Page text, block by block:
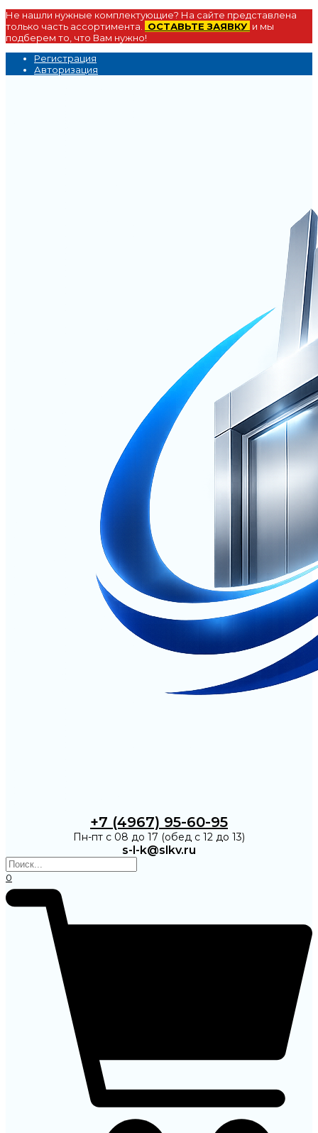
Не нашли нужные комплектующие? На сайте представлена
только часть ассортимента.
ОСТАВЬТЕ ЗАЯВКУ и мы
подберем то, что Вам нужно!
Регистрация
Авторизация
+7 (4967) 95-60-95
Пн-пт с 08 до 17 (обед с 12 до 13)
s-l-k@slkv.ru
0